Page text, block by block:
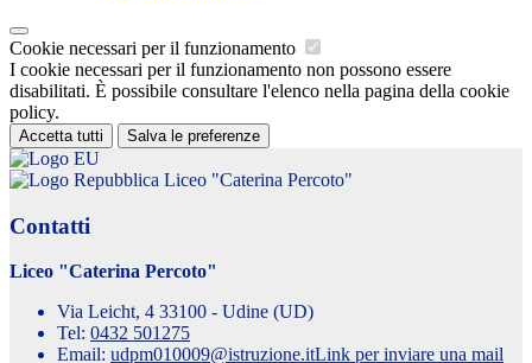
Cookie necessari per il funzionamento
I cookie necessari per il funzionamento non possono essere
disabilitati. È possibile consultare l'elenco nella pagina della cookie
policy.
Accetta tutti Salva le preferenze
Liceo "Caterina Percoto"
Contatti
Liceo "Caterina Percoto"
Via Leicht, 4 33100 - Udine (UD)
Tel: 0432 501275
Email: udpm010009@istruzione.itLink per inviare una mail